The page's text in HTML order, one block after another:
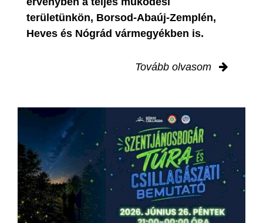
területünkön, Borsod-Abaúj-Zemplén,
Heves és Nógrád vármegyékben is.
Tovább olvasom